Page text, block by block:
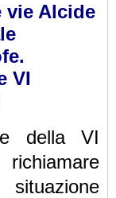
Alcide
VI
della VI